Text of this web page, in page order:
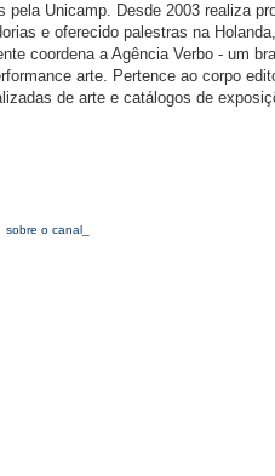
pela Unicamp. Desde 2003 realiza
e oferecido palestras na
coordena a Agência Verbo - um
arte. Pertence ao corpo
de arte e catálogos de
sobre o canal_